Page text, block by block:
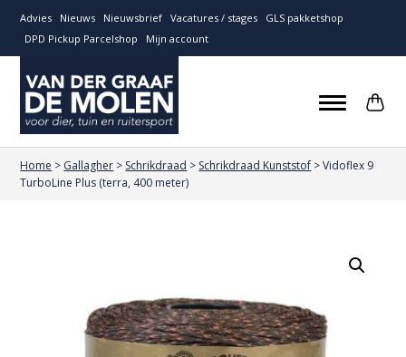
Advies Nieuws Nieuwsbrief Vacatures / stages
GLS pakketshop
DPD Pickup Parcelshop
Mijn account
Home > Gallagher > Schrikdraad > Schrikdraad Kunststof >Vidoflex 9
TurboLine Plus (terra, 400 meter)